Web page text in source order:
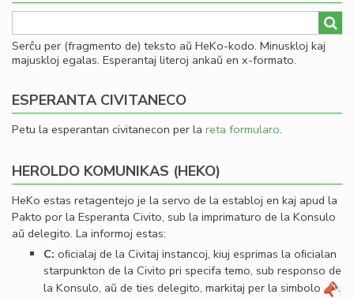
Serĉu per (fragmento de) teksto aŭ HeKo-kodo. Minuskloj kaj
majuskloj egalas. Esperantaj literoj ankaŭ en x-formato.
ESPERANTA CIVITANECO
Petu la esperantan civitanecon per la reta formularo.
HEROLDO KOMUNIKAS (HEKO)
HeKo estas retagentejo je la servo de la establoj en kaj apud la
Pakto por la Esperanta Civito, sub la imprimaturo de la Konsulo
aŭ delegito. La informoj estas:
C: oﬁcialaj de la Civitaj instancoj, kiuj esprimas la oﬁcialan
starpunkton de la Civito pri specifa temo, sub responso de
la Konsulo, aŭ de ties delegito, markitaj per la simbolo
.